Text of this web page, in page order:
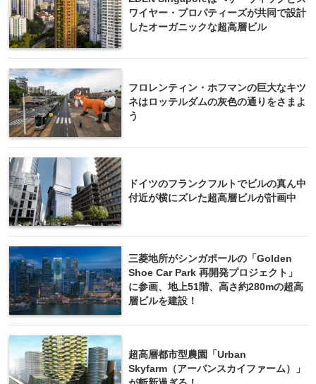
ワイヤー・プロパティーズが共同で設計
したオーガニックな超高層ビル
フロレンティン・ホフマンの巨大なキツ
ネはロッテルダムの灰色の通りをさまよ
う
ドイツのフランクフルトでビルの真ん中
付近が横にズレた超高層ビルが計画中
三菱地所がシンガポールの「Golden
Shoe Car Park 再開発プロジェクト」
に参画、地上51階、高さ約280mの超高
層ビルを建設！
超高層都市型農園「Urban
Skyfarm（アーバンスカイファーム）」